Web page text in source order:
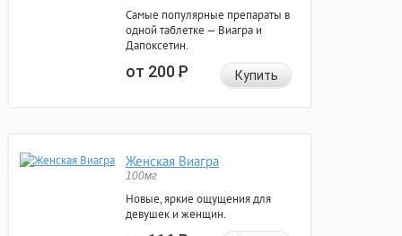
Самые популярные препараты в
одной таблетке — Виагра и
Дапоксетин.
от 200Р Купить
Женская Виагра
100мг
Новые, яркие ощущения для
девушек и женщин.